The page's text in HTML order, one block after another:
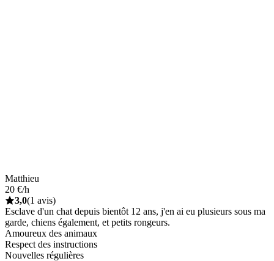
Matthieu
20 €/h
3,0(1 avis)
Esclave d'un chat depuis bientôt 12 ans, j'en ai eu plusieurs sous ma
garde, chiens également, et petits rongeurs.
Amoureux des animaux
Respect des instructions
Nouvelles régulières